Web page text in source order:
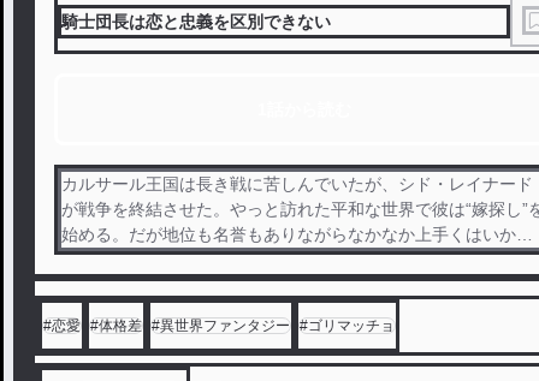
騎士団長は恋と忠義を区別できない
カルサール王国は長き戦に苦しんでいたが、シド・レイナード
が戦争を終結させた。やっと訪れた平和な世界で彼は“嫁探し”
始める。だが地位も名誉もありながらなかなか上手くはいかな
かった。 同時期、シドの世界とはまた違う世界に住む少女・ロ
シェルが、父に頼み、異世界から使い魔を召喚してもらう事
り、異世界同士の出逢いが生まれる。
#恋愛 #体格差 #異世界ファンタジー #ゴリマッチョ